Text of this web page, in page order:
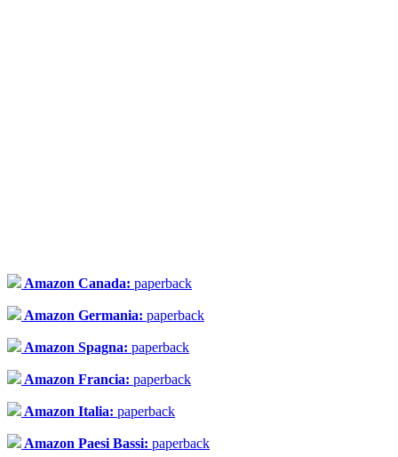
Amazon Canada: paperback
Amazon Germania: paperback
Amazon Spagna: paperback
Amazon Francia: paperback
Amazon Italia: paperback
Amazon Paesi Bassi: paperback